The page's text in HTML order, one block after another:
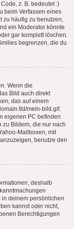
z. B. bedeutet :)
beim Verfassen eines
zu häufig zu benutzen,
ein Moderator könnte
gar komplett löschen.
begrenzen, die du
Wenn die
Bild auch direkt
das auf einem
mein-bild.gif.
eigenen PC befinden
zu Bildern, die nur nach
Mailboxen, mit
benutze den
deshalb
deinem persönlichen
kannst oder nicht,
Berechtigungen